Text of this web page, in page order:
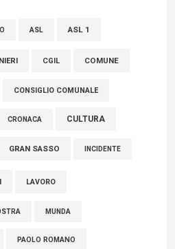
"Un minuto di raccoglimento in
ASL ASL 1
CGIL COMUNE
CONSIGLIO COMUNALE
CRONACA CULTURA
GRAN SASSO INCIDENTE
LAVORO
MUNDA
PAOLO ROMANO